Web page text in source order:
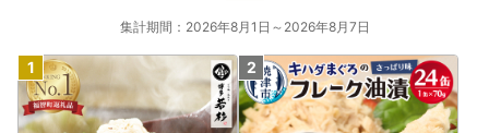
集計期間：2026年8月1日～2026年8月7日